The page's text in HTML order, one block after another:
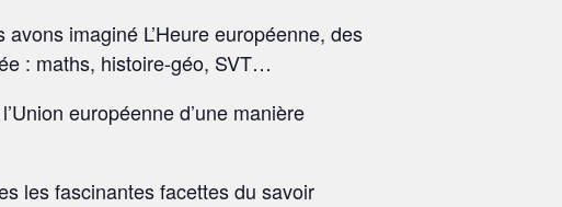
imaginé L’Heure européenne, des
: maths, histoire-géo, SVT…
européenne d’une manière
les fascinantes facettes du savoir